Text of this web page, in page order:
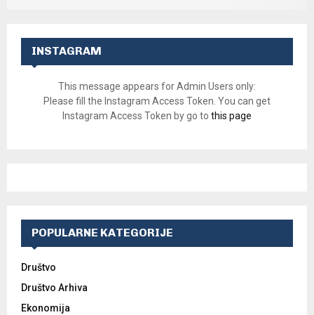
INSTAGRAM
This message appears for Admin Users only:
Please fill the Instagram Access Token. You can get
Instagram Access Token by go to this page
POPULARNE KATEGORIJE
Društvo
Društvo Arhiva
Ekonomija